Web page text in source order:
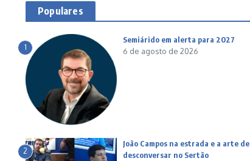
Populares
1
Semiárido em alerta para 2027
6 de agosto de 2026
2
João Campos na estrada e a arte de
desconversar no Sertão